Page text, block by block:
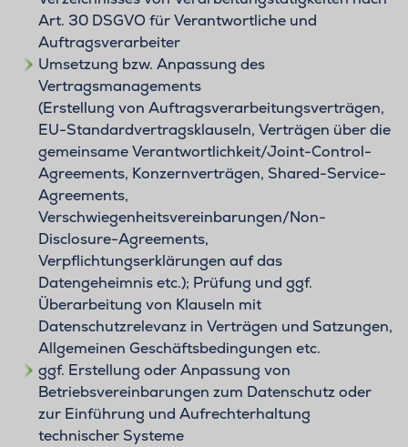
Art. 30 DSGVO für Verantwortliche und
Auftragsverarbeiter
Umsetzung bzw. Anpassung des
Vertragsmanagements
(Erstellung von Auftragsverarbeitungsverträgen,
EU-Standardvertragsklauseln, Verträgen über die
gemeinsame Verantwortlichkeit/Joint-Control-
Agreements, Konzernverträgen, Shared-Service-
Agreements,
Verschwiegenheitsvereinbarungen/Non-
Disclosure-Agreements,
Verpflichtungserklärungen auf das
Datengeheimnis etc.); Prüfung und ggf.
Überarbeitung von Klauseln mit
Datenschutzrelevanz in Verträgen und Satzungen,
Allgemeinen Geschäftsbedingungen etc.
ggf. Erstellung oder Anpassung von
Betriebsvereinbarungen zum Datenschutz oder
zur Einführung und Aufrechterhaltung
technischer Systeme